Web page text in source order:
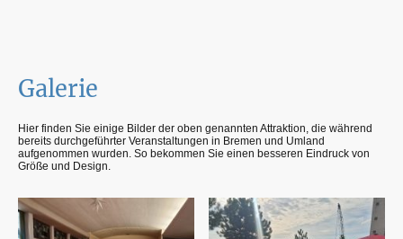
Galerie
Hier finden Sie einige Bilder der oben genannten Attraktion, die während
bereits durchgeführter Veranstaltungen in Bremen und Umland
aufgenommen wurden. So bekommen Sie einen besseren Eindruck von
Größe und Design.